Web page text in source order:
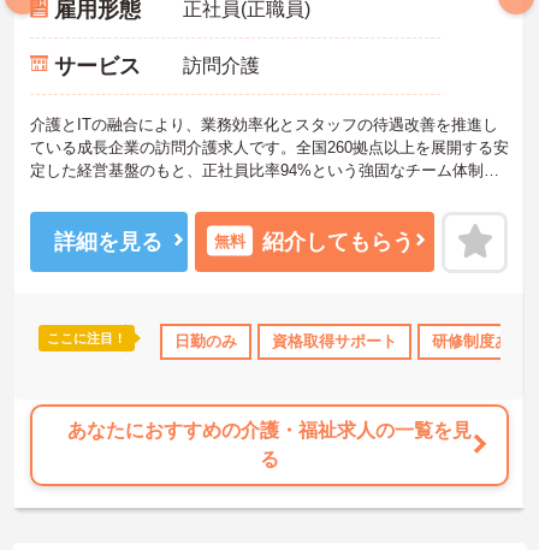
・賞与あり 社会保険完備 交通費支給 退職金制度あり
雇用形態 正社員(正職員)
サービス 訪問介護
介護とITの融合により、業務効率化とスタッフの待遇改善を推進し
ている成長企業の訪問介護求人です。全国260拠点以上を展開する安
定した経営基盤のもと、正社員比率94%という強固なチーム体制を
が収入に直結する仕組みが整っています。夜勤なしの完全週休2日制
（曜日固定）を採用し、日々の記録業務はスマートフォンで完結す
るため、施設勤務特有の不規則なシフトや煩雑な事務作業の負担を
キャリアアップを目指す有資格者の方に推奨できる環境です。
現できます】
・8:00～19:00の間での実働8時間勤務で夜勤が存在しないため、生
活リズムを整えながら健康的に働き続けることができます
・完全週休2日制（曜日固定）を採用していることにより、先々の予
定が立てやすくプライベートの時間をしっかりと確保できる環境で
詳細を見る 無料 紹介してもらう
ここに注目！ 日勤のみ 資格取得サポート 研修制度あり
あなたにおすすめの介護・福祉求人の一覧を見
る